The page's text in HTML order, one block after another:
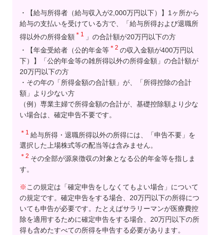
・【給与所得者（給与収入が2,000万円以下）】1ヶ所から
給与の支払いを受けている方で、「給与所得および退職所
得以外の所得金額 ＊1
」の合計額が20万円以下の方
・【年金受給者（公的年金等 ＊2 の収入金額が400万円以
下）】「公的年金等の雑所得以外の所得金額」の合計額が
20万円以下の方
・その年の「所得金額の合計額」が、「所得控除の合計
額」より少ない方
（例）専業主婦で所得金額の合計が、基礎控除額より少な
い場合は、確定申告不要です。
＊1 給与所得・退職所得以外の所得には、「申告不要」を
選択した上場株式等の配当等は含みません。
＊2 その全部が源泉徴収の対象となる公的年金等を指しま
す。
※ この規定は「確定申告をしなくてもよい場合」について
の規定です。確定申告をする場合、20万円以下の所得につ
いても申告が必要です。たとえばサラリーマンが医療費控
除を適用するために確定申告をする場合、20万円以下の所
得も含めたすべての所得を申告する必要があります。